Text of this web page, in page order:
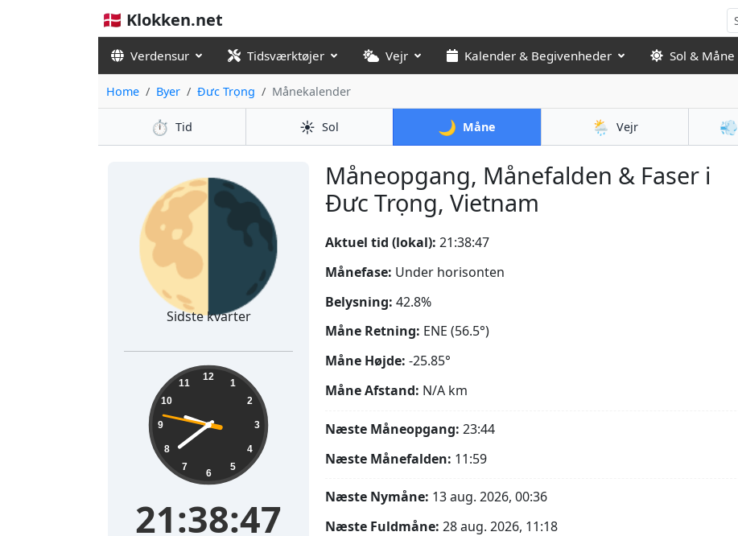
🇩🇰 Klokken.net
Verdensur Tidsværktøjer Vejr Kalender & Begivenheder Sol & Måne
Home Byer Đưc Trọng Månekalender
⏱️ Tid ☀️ Sol 🌙 Måne 🌦️ Vejr 💨
Måneopgang, Månefalden & Faser i
Đưc Trọng, Vietnam
🌗
Sidste kvarter
21:38:49 12
1
2
3
4
5
6
7
8
9
10
11
21:38:49
Aktuel tid (lokal): 21:38:49
Månefase: Under horisonten
Belysning: 42.8%
Måne Retning: ENE (56.5°)
Måne Højde: -25.85°
Måne Afstand: N/A km
Næste Måneopgang: 23:44
Næste Månefalden: 11:59
Næste Nymåne: 13 aug. 2026, 00:36
Næste Fuldmåne: 28 aug. 2026, 11:18